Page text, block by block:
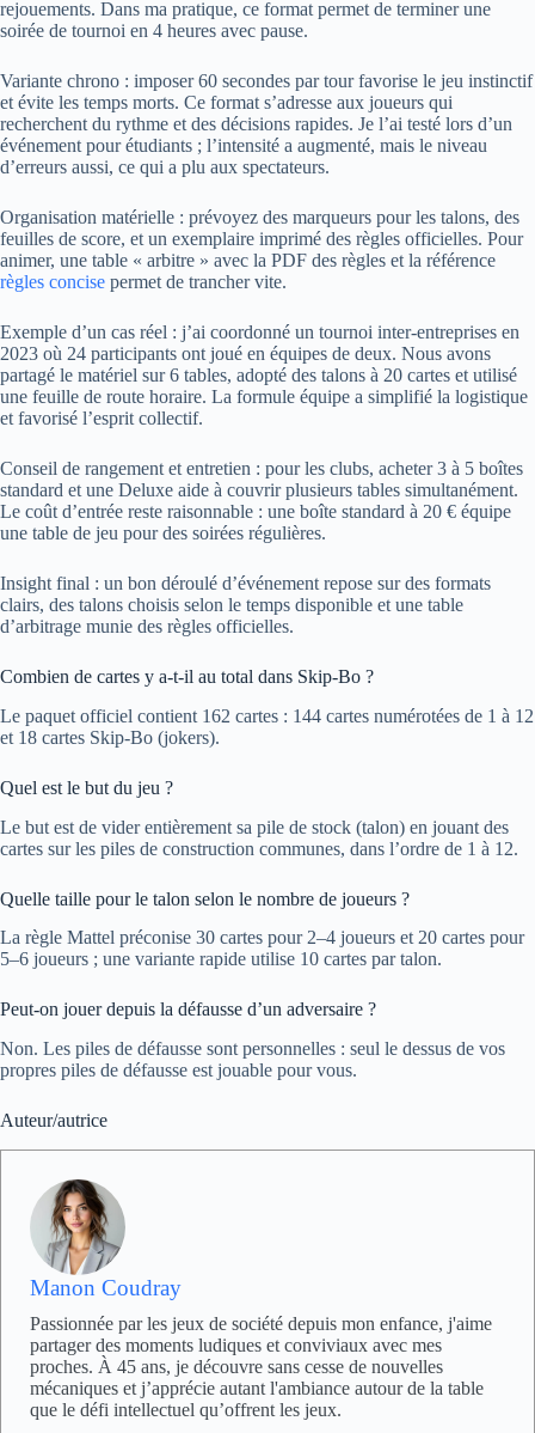
rejouements. Dans ma pratique, ce format permet de terminer une
soirée de tournoi en 4 heures avec pause.
Variante chrono : imposer 60 secondes par tour favorise le jeu instinctif
et évite les temps morts. Ce format s’adresse aux joueurs qui
recherchent du rythme et des décisions rapides. Je l’ai testé lors d’un
événement pour étudiants ; l’intensité a augmenté, mais le niveau
d’erreurs aussi, ce qui a plu aux spectateurs.
Organisation matérielle : prévoyez des marqueurs pour les talons, des
feuilles de score, et un exemplaire imprimé des règles officielles. Pour
animer, une table « arbitre » avec la PDF des règles et la référence
règles concise permet de trancher vite.
Exemple d’un cas réel : j’ai coordonné un tournoi inter-entreprises en
2023 où 24 participants ont joué en équipes de deux. Nous avons
partagé le matériel sur 6 tables, adopté des talons à 20 cartes et utilisé
une feuille de route horaire. La formule équipe a simplifié la logistique
et favorisé l’esprit collectif.
Conseil de rangement et entretien : pour les clubs, acheter 3 à 5 boîtes
standard et une Deluxe aide à couvrir plusieurs tables simultanément.
Le coût d’entrée reste raisonnable : une boîte standard à 20 € équipe
une table de jeu pour des soirées régulières.
Insight final : un bon déroulé d’événement repose sur des formats
clairs, des talons choisis selon le temps disponible et une table
d’arbitrage munie des règles officielles.
Combien de cartes y a-t-il au total dans Skip-Bo ?
Le paquet officiel contient 162 cartes : 144 cartes numérotées de 1 à 12
et 18 cartes Skip-Bo (jokers).
Quel est le but du jeu ?
Le but est de vider entièrement sa pile de stock (talon) en jouant des
cartes sur les piles de construction communes, dans l’ordre de 1 à 12.
Quelle taille pour le talon selon le nombre de joueurs ?
La règle Mattel préconise 30 cartes pour 2–4 joueurs et 20 cartes pour
5–6 joueurs ; une variante rapide utilise 10 cartes par talon.
Peut-on jouer depuis la défausse d’un adversaire ?
Non. Les piles de défausse sont personnelles : seul le dessus de vos
propres piles de défausse est jouable pour vous.
Auteur/autrice
Manon Coudray
Passionnée par les jeux de société depuis mon enfance, j'aime
partager des moments ludiques et conviviaux avec mes
proches. À 45 ans, je découvre sans cesse de nouvelles
mécaniques et j’apprécie autant l'ambiance autour de la table
que le défi intellectuel qu’offrent les jeux.